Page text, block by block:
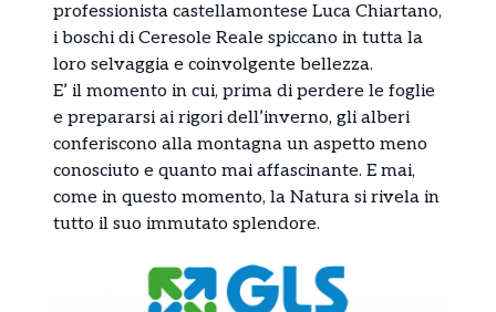
professionista castellamontese Luca Chiartano,
i boschi di Ceresole Reale spiccano in tutta la
loro selvaggia e coinvolgente bellezza.
E’ il momento in cui, prima di perdere le foglie
e prepararsi ai rigori dell’inverno, gli alberi
conferiscono alla montagna un aspetto meno
conosciuto e quanto mai affascinante. E mai,
come in questo momento, la Natura si rivela in
tutto il suo immutato splendore.